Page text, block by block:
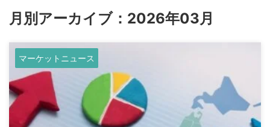
月別アーカイブ：2026年03月
マーケットニュース